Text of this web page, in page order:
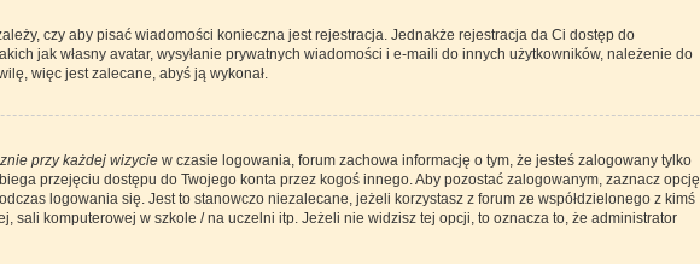
czy aby pisać wiadomości konieczna jest rejestracja. Jednakże rejestracja da Ci dostęp do
jak własny avatar, wysyłanie prywatnych wiadomości i e-maili do innych użytkowników, należenie do
więc jest zalecane, abyś ją wykonał.
przy każdej wizyciew czasie logowania, forum zachowa informację o tym, że jesteś zalogowany tylko
przejęciu dostępu do Twojego konta przez kogoś innego. Aby pozostać zalogowanym, zaznacz opcję
logowania się. Jest to stanowczo niezalecane, jeżeli korzystasz z forum ze współdzielonego z kimś
sali komputerowej w szkole / na uczelni itp. Jeżeli nie widzisz tej opcji, to oznacza to, że administrator